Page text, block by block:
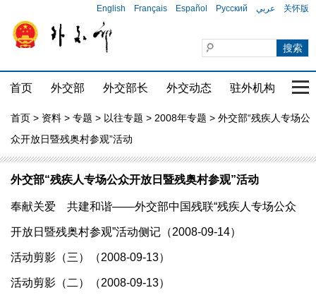
English Français Español Русский عربي 关怀版
首页 外交部 外交部长 外交动态 驻外机构 国
首页 > 资料 > 专题 > 以往专题 > 2008年专题 > 外交部“残疾人专场公
众开放日暨残奥村参观”活动
外交部“残疾人专场公众开放日暨残奥村参观”活动
奉献关爱 共建和谐——外交部中国残联“残疾人专场公众
开放日暨残奥村参观”活动侧记（2008-09-14）
活动剪影（三）（2008-09-13）
活动剪影（二）（2008-09-13）